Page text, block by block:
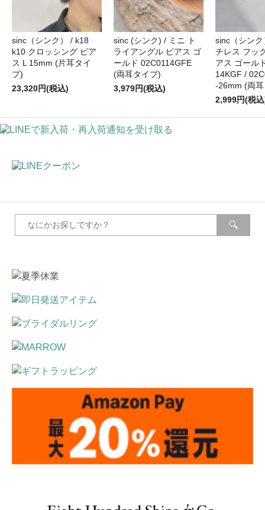
sinc（シンク） / k18
k10 クロッシング ピア
ス L 15mm (片耳タイ
プ)
23,320円(税込)
sinc (シンク) / ミニ ト
ライアングル ピアス ゴ
ールド 02C0114GFE
(両耳タイプ)
3,979円(税込)
sinc（シン
チレス フッ
アス ゴール
14KGF /
-26mm (両
2,999円(税